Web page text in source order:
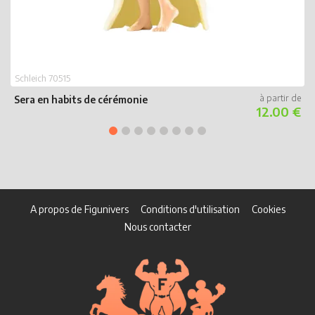
Sera en habits de cérémonie
Schleich 70515
12.00 €
A propos de Figunivers Conditions d'utilisation
Cookies
Nous contacter